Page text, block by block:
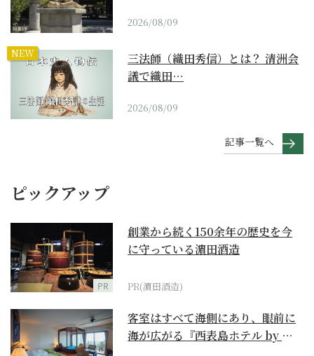
2026/08/09
NEW
三法師（織田秀信）とは？ 清洲会
議で織田…
2026/08/09
記事一覧へ
ピックアップ
PR
創業から続く150余年の歴史を今
に守っている濵田酒造
PR(濵田酒造)
客室はすべて海側にあり、眼前に
海が広がる『西表島ホテル by 星